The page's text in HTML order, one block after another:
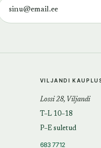
VILJANDI
Lossi 28, Viljandi
T–L 10–18
P–E suletud
683 7712